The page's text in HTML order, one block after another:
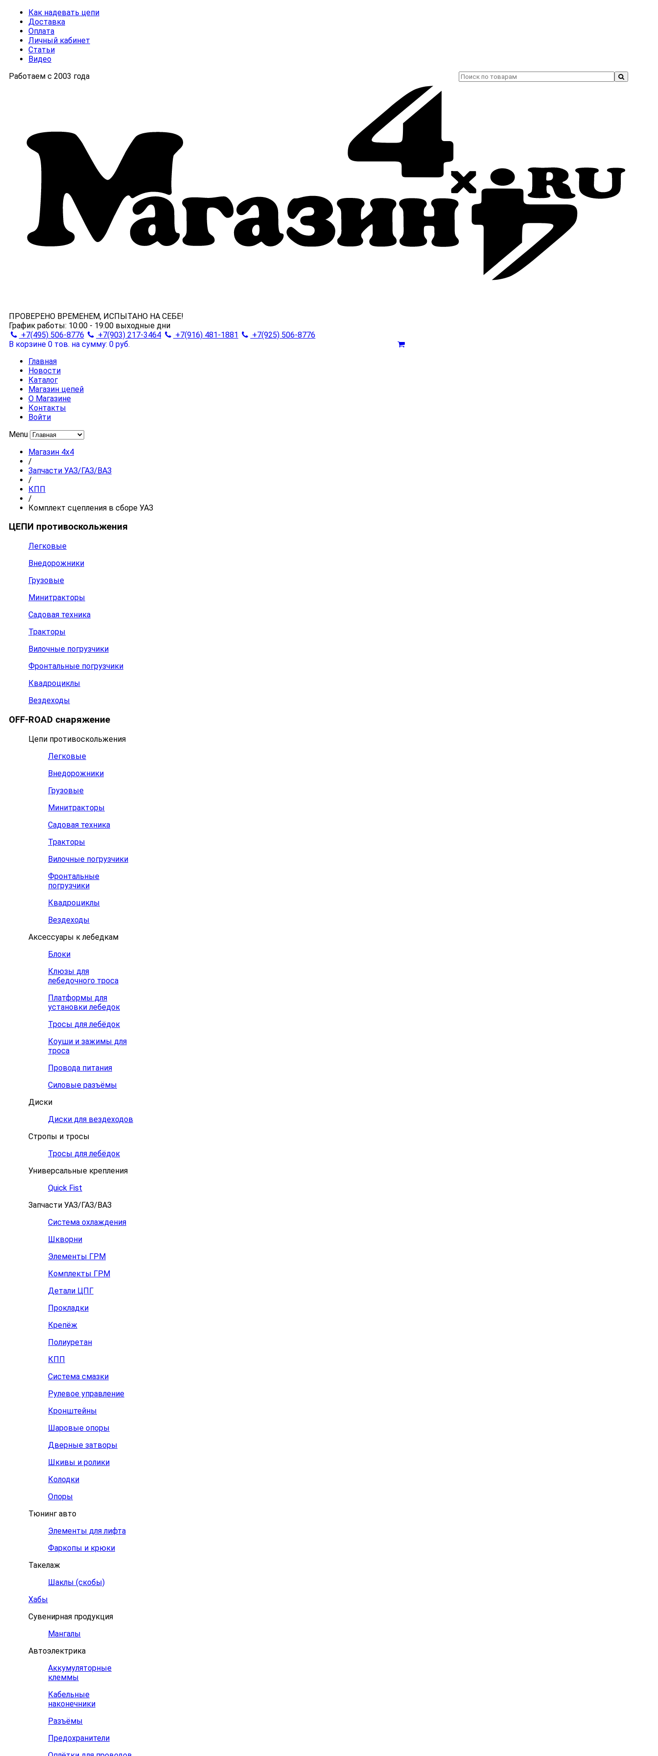
Как надевать цепи
Доставка
Оплата
Личный кабинет
Статьи
Видео
Работаем с 2003 года
ПРОВЕРЕНО ВРЕМЕНЕМ, ИСПЫТАНО НА СЕБЕ!
График работы: 10:00 - 19:00 выходные дни
+7(495) 506-8776
+7(903) 217-3464 +7(916) 481-1881
+7(925) 506-8776
В корзине 0 тов. на сумму: 0 руб.
Главная
Новости
Каталог
Магазин цепей
О Магазине
Контакты
Войти
Menu
Магазин 4x4
/
Запчасти УАЗ/ГАЗ/ВАЗ
/
КПП
/
Комплект сцепления в сборе УАЗ
ЦЕПИ противоскольжения
Легковые
Внедорожники
Грузовые
Минитракторы
Садовая техника
Тракторы
Вилочные погрузчики
Фронтальные погрузчики
Квадроциклы
Вездеходы
OFF-ROAD снаряжение
Цепи противоскольжения
Легковые
Внедорожники
Грузовые
Минитракторы
Садовая техника
Тракторы
Вилочные погрузчики
Фронтальные
погрузчики
Квадроциклы
Вездеходы
Аксессуары к лебедкам
Блоки
Клюзы для
лебедочного троса
Платформы для
установки лебедок
Тросы для лебёдок
Коуши и зажимы для
троса
Провода питания
Силовые разъёмы
Диски
Диски для вездеходов
Стропы и тросы
Тросы для лебёдок
Универсальные крепления
Quick Fist
Запчасти УАЗ/ГАЗ/ВАЗ
Система охлаждения
Шкворни
Элементы ГРМ
Комплекты ГРМ
Детали ЦПГ
Прокладки
Крепёж
Полиуретан
КПП
Система смазки
Рулевое управление
Кронштейны
Шаровые опоры
Дверные затворы
Шкивы и ролики
Колодки
Опоры
Тюнинг авто
Элементы для лифта
Фаркопы и крюки
Такелаж
Шаклы (скобы)
Хабы
Сувенирная продукция
Мангалы
Автоэлектрика
Аккумуляторные
клеммы
Кабельные
наконечники
Разъёмы
Предохранители